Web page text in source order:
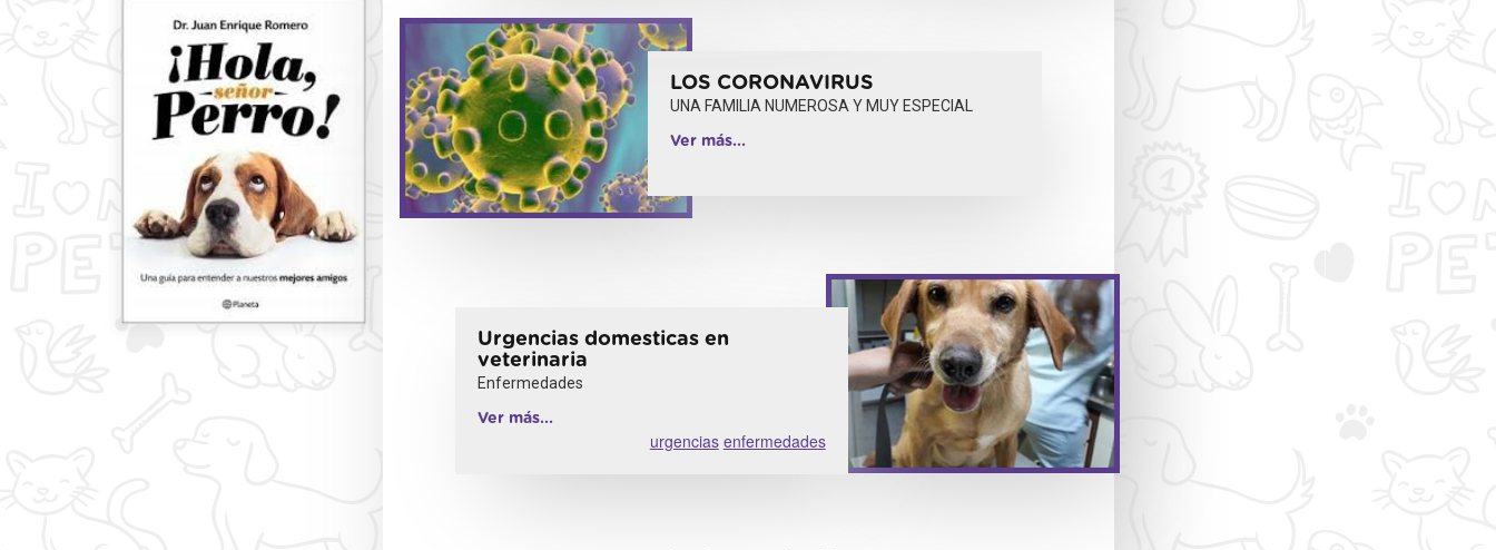
LOS CORONAVIRUS
UNA FAMILIA NUMEROSA Y MUY ESPECIAL
Ver más...
Urgencias domesticas en
veterinaria
Enfermedades
Ver más...
urgencias enfermedades